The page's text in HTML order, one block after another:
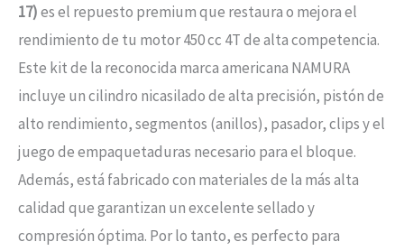
17)es el repuesto premium que restaura o mejora el
rendimiento de tu motor 450 cc 4T de alta competencia.
Este kit de la reconocida marca americana NAMURA
incluye un cilindro nicasilado de alta precisión, pistón de
alto rendimiento, segmentos (anillos), pasador, clips y el
juego de empaquetaduras necesario para el bloque.
Además, está fabricado con materiales de la más alta
calidad que garantizan un excelente sellado y
compresión óptima. Por lo tanto, es perfecto para